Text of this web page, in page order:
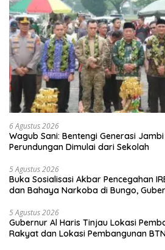
6 Agustus 2026
Wagub Sani: Bentengi Generasi Jambi
Perundungan Dimulai dari Sekolah
5 Agustus 2026
Buka Sosialisasi Akbar Pencegahan
dan Bahaya Narkoba di Bungo,
tangan”
5 Agustus 2026
Gubernur Al Haris Tinjau Lokasi
Rakyat dan Lokasi Pembangunan